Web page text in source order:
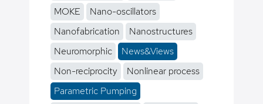
MOKE
Nano-oscillators
Nanofabrication
Nanostructures
Neuromorphic
News&Views
Non-reciprocity
Nonlinear process
Parametric Pumping